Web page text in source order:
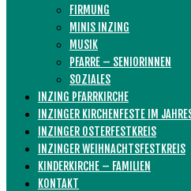
FIRMUNG
MINIS INZING
MUSIK
PFARRE – SENIORINNEN
SOZIALES
INZING PFARRKIRCHE
INZINGER KIRCHENFESTE IM
INZINGER OSTERFESTKREIS
INZINGER WEIHNACHTSFESTKREIS
KINDERKIRCHE – FAMILIEN
KONTAKT